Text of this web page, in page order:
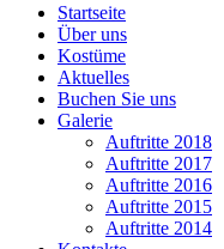
Startseite
Über uns
Kostüme
Aktuelles
Buchen Sie uns
Galerie
Auftritte 2018
Auftritte 2017
Auftritte 2016
Auftritte 2015
Auftritte 2014